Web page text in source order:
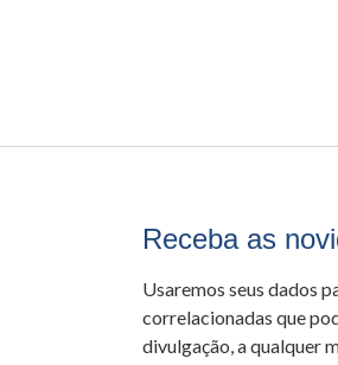
Receba as
Usaremos seus dados
correlacionadas que
divulgação, a qualquer